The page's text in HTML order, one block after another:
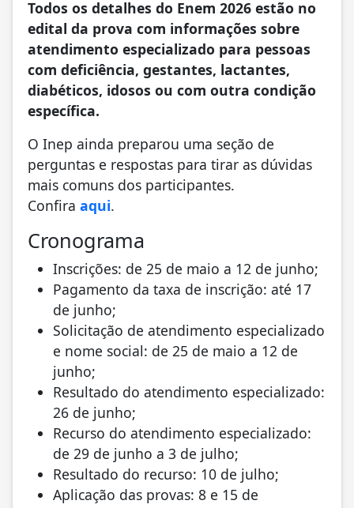
Todos os detalhes do Enem 2026 estão no
edital da prova com informações sobre
atendimento especializado para pessoas
com deficiência, gestantes, lactantes,
diabéticos, idosos ou com outra condição
específica.
O Inep ainda preparou uma seção de
perguntas e respostas para tirar as dúvidas
mais comuns dos participantes.
Confira aqui.
Cronograma
Inscrições: de 25 de maio a 12 de junho;
Pagamento da taxa de inscrição: até 17
de junho;
Solicitação de atendimento especializado
e nome social: de 25 de maio a 12 de
junho;
Resultado do atendimento especializado:
26 de junho;
Recurso do atendimento especializado:
de 29 de junho a 3 de julho;
Resultado do recurso: 10 de julho;
Aplicação das provas: 8 e 15 de